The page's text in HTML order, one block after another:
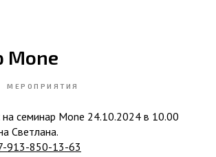
Mone
МЕРОПРИЯТИЯ
семинар Mone 24.10.2024 в 10.00
Светлана.
913-850-13-63